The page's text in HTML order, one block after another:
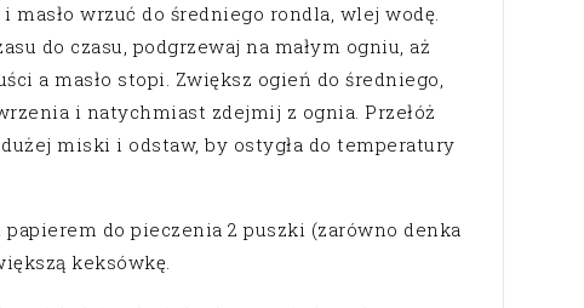
masło wrzuć do średniego rondla, wlej wodę.
do czasu, podgrzewaj na małym ogniu, aż
a masło stopi. Zwiększ ogień do średniego,
i natychmiast zdejmij z ognia. Przełóż
miski i odstaw, by ostygła do temperatury
papierem do pieczenia 2 puszki (zarówno denka
keksówkę.